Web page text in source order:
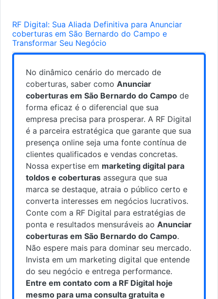
RF Digital: Sua Aliada Definitiva para Anunciar
coberturas em São Bernardo do Campo e
Transformar Seu Negócio
No dinâmico cenário do mercado de
coberturas, saber como Anunciar
coberturas em São Bernardo do Campo de
forma eficaz é o diferencial que sua
empresa precisa para prosperar. A RF Digital
é a parceira estratégica que garante que sua
presença online seja uma fonte contínua de
clientes qualificados e vendas concretas.
Nossa expertise em marketing digital para
toldos e coberturas assegura que sua
marca se destaque, atraia o público certo e
converta interesses em negócios lucrativos.
Conte com a RF Digital para estratégias de
ponta e resultados mensuráveis ao Anunciar
coberturas em São Bernardo do Campo.
Não espere mais para dominar seu mercado.
Invista em um marketing digital que entende
do seu negócio e entrega performance.
Entre em contato com a RF Digital hoje
mesmo para uma consulta gratuita e